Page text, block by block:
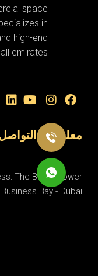
space
in
high-end
emirates.
معلومات
The Binary Tower
Business Bay - Dubai